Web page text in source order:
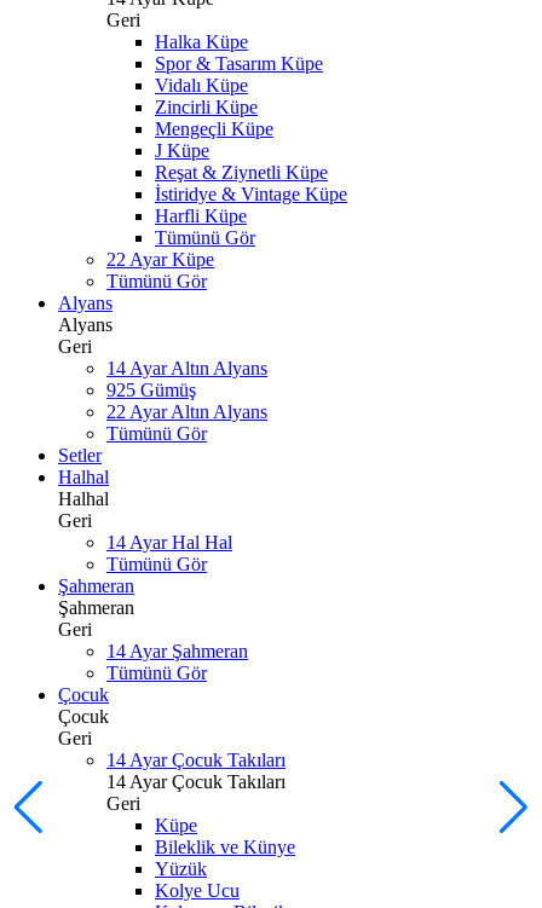
Geri
Halka Küpe
Spor & Tasarım Küpe
Vidalı Küpe
Zincirli Küpe
Mengeçli Küpe
J Küpe
Reşat & Ziynetli Küpe
İstiridye & Vintage Küpe
Harfli Küpe
Tümünü Gör
22 Ayar Küpe
Tümünü Gör
Alyans
Alyans
Geri
14 Ayar Altın Alyans
925 Gümüş
22 Ayar Altın Alyans
Tümünü Gör
Setler
Halhal
Halhal
Geri
14 Ayar Hal Hal
Tümünü Gör
Şahmeran
Şahmeran
Geri
14 Ayar Şahmeran
Tümünü Gör
Çocuk
Çocuk
Geri
14 Ayar Çocuk Takıları
14 Ayar Çocuk Takıları
Geri
Küpe
Bileklik ve Künye
Yüzük
Kolye Ucu